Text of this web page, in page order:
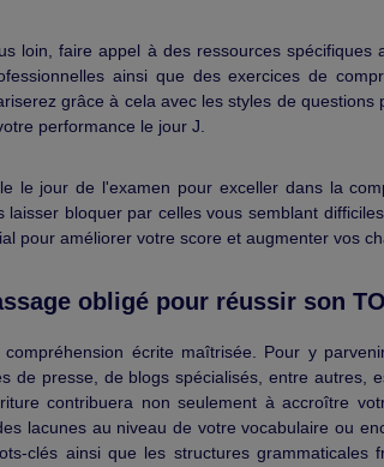
loin, faire appel à des ressources spécifiques
ainsi que des exercices de
grâce à cela avec les styles de
performance le jour J.
le jour de l'examen pour exceller dans la
bloquer par celles vous semblant
pour améliorer votre score et augmenter vos
obligé pour réussir son
écrite maîtrisée. Pour y
de presse, de blogs spécialisés, entre autres,
contribuera non seulement à accroître
lacunes au niveau de votre vocabulaire ou
clés ainsi que les structures grammaticales